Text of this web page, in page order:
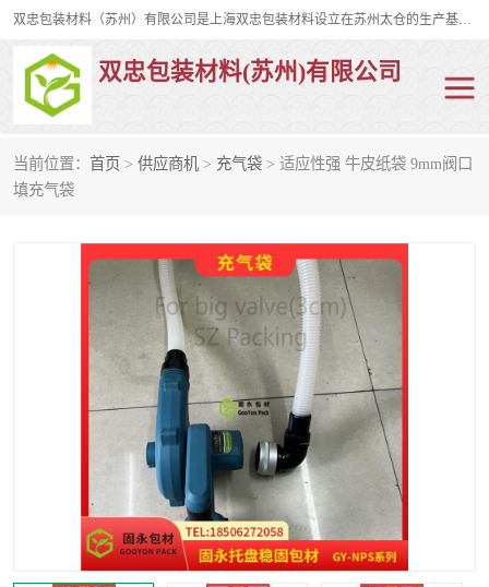
双忠包装材料（苏州）有限公司是上海双忠包装材料设立在苏州太仓的生产基地，占地约2万平米，产品主要有打孔缠绕膜，拉伸蜂窝纸，集装箱充气袋，滑托板，打包带，裹包网兜，防滑纸等箱体和托盘的运输和保护性包材。固永包材®，GooYon Pack®，是我们保护性包装材料的专属品牌。
双忠包装材料(苏州)有限公司
当前位置： 首页 > 供应商机 > 充气袋 > 适应性强 牛皮纸袋 9mm阀口
填充气袋
打孔缠绕膜
裹包网兜 纤维打包带
充气袋
缠绕膜
托盘裹包网兜
托盘捆绑带